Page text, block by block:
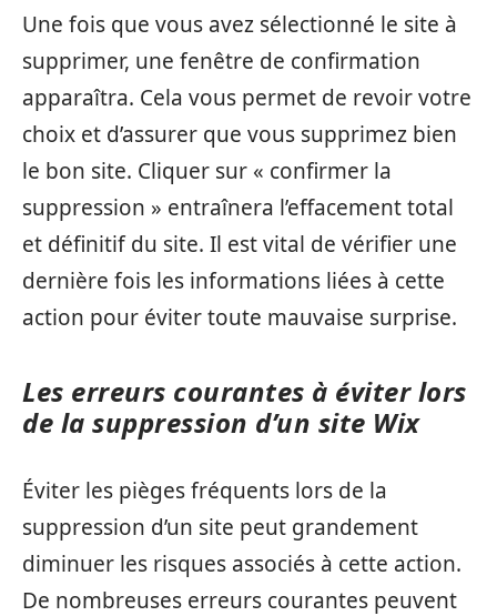
Une fois que vous avez sélectionné le site à
supprimer, une fenêtre de confirmation
apparaîtra. Cela vous permet de revoir votre
choix et d’assurer que vous supprimez bien
le bon site. Cliquer sur « confirmer la
suppression » entraînera l’effacement total
et définitif du site. Il est vital de vérifier une
dernière fois les informations liées à cette
action pour éviter toute mauvaise surprise.
Les erreurs courantes à éviter lors
de la suppression d’un site Wix
Éviter les pièges fréquents lors de la
suppression d’un site peut grandement
diminuer les risques associés à cette action.
De nombreuses erreurs courantes peuvent